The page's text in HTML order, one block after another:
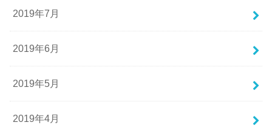
2019年7月
2019年6月
2019年5月
2019年4月